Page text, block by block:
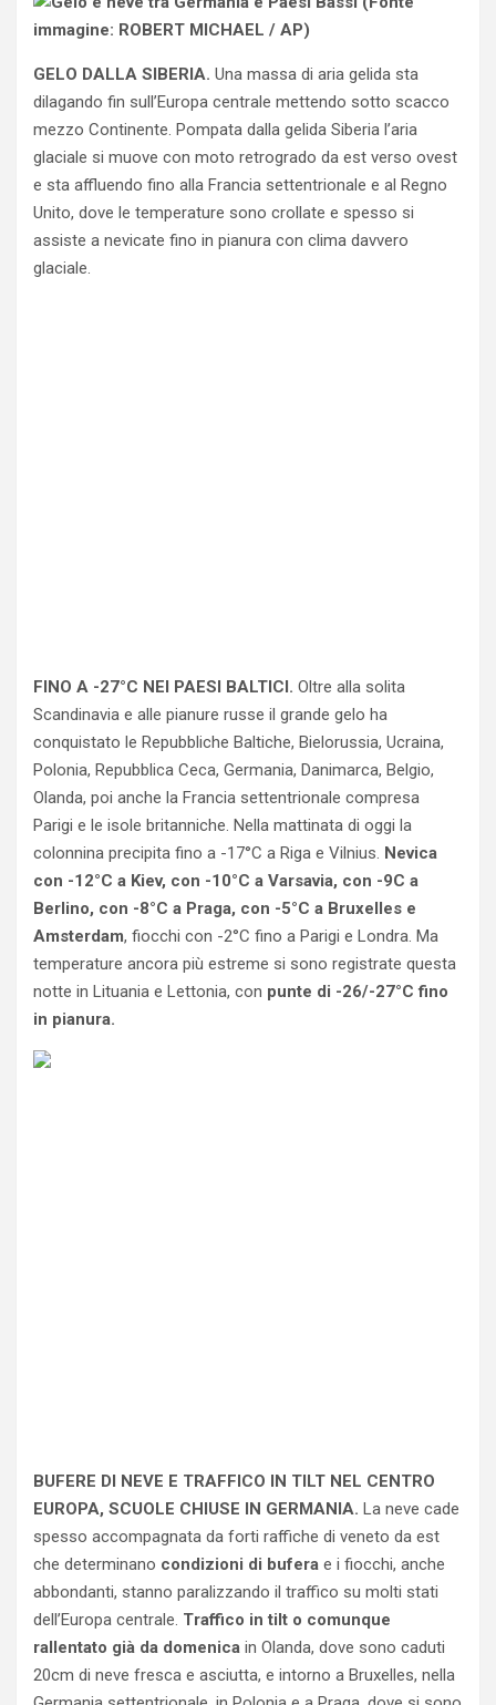
GELO DALLA SIBERIA. Una massa di aria gelida sta
dilagando fin sull’Europa centrale mettendo sotto scacco
mezzo Continente. Pompata dalla gelida Siberia l’aria
glaciale si muove con moto retrogrado da est verso ovest
e sta affluendo fino alla Francia settentrionale e al Regno
Unito, dove le temperature sono crollate e spesso si
assiste a nevicate fino in pianura con clima davvero
glaciale.
FINO A -27°C NEI PAESI BALTICI. Oltre alla solita
Scandinavia e alle pianure russe il grande gelo ha
conquistato le Repubbliche Baltiche, Bielorussia, Ucraina,
Polonia, Repubblica Ceca, Germania, Danimarca, Belgio,
Olanda, poi anche la Francia settentrionale compresa
Parigi e le isole britanniche. Nella mattinata di oggi la
colonnina precipita fino a -17°C a Riga e Vilnius. Nevica
con -12°C a Kiev, con -10°C a Varsavia, con -9C a
Berlino, con -8°C a Praga, con -5°C a Bruxelles e
Amsterdam, fiocchi con -2°C fino a Parigi e Londra. Ma
temperature ancora più estreme si sono registrate questa
notte in Lituania e Lettonia, con punte di -26/-27°C fino
in pianura.
BUFERE DI NEVE E TRAFFICO IN TILT NEL CENTRO
EUROPA, SCUOLE CHIUSE IN GERMANIA. La neve cade
spesso accompagnata da forti raffiche di veneto da est
che determinano condizioni di bufera e i fiocchi, anche
abbondanti, stanno paralizzando il traffico su molti stati
dell’Europa centrale. Traffico in tilt o comunque
rallentato già da domenica in Olanda, dove sono caduti
20cm di neve fresca e asciutta, e intorno a Bruxelles, nella